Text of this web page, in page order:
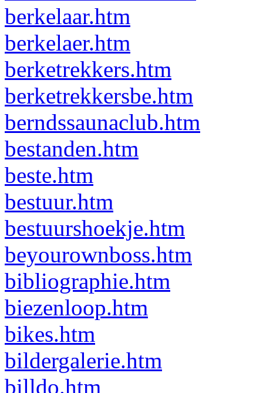
berkelaar.htm
berkelaer.htm
berketrekkers.htm
berketrekkersbe.htm
berndssaunaclub.htm
bestanden.htm
beste.htm
bestuur.htm
bestuurshoekje.htm
beyourownboss.htm
bibliographie.htm
biezenloop.htm
bikes.htm
bildergalerie.htm
billdo.htm